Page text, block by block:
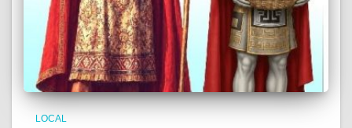
LOCAL